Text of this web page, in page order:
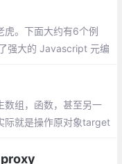
。下面大约有6个例
强大的 Javascript 元编
数组，函数，甚至另一
际就是操作原对象target